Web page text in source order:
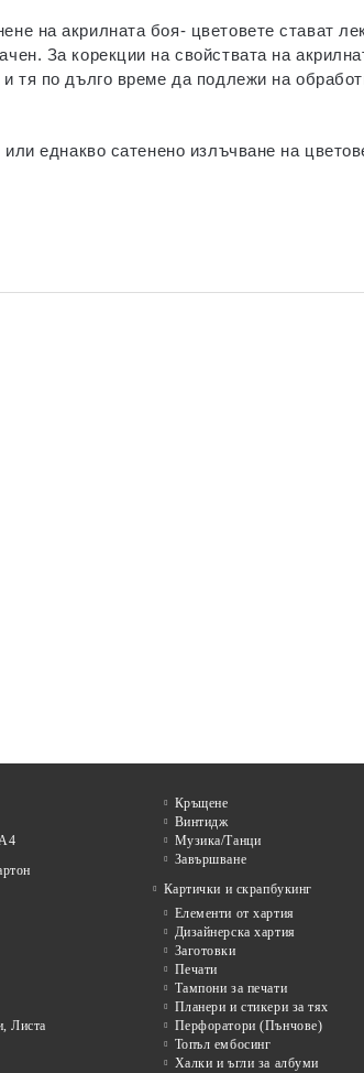
на акрилната боя- цветовете стават
За корекции на свойствата на
по дълго време да подлежи на
еднакво сатенено излъчване на
Листа
Кръщене
Винтидж
Музика/Танци
Завършване
Картички и скрапбукинг
Елементи от хартия
Дизайнерска хартия
Заготовки
Печати
Тампони за печати
Планери и стикери за тях
Перфоратори (Пънчове)
Топъл ембосинг
Халки и ъгли за албуми